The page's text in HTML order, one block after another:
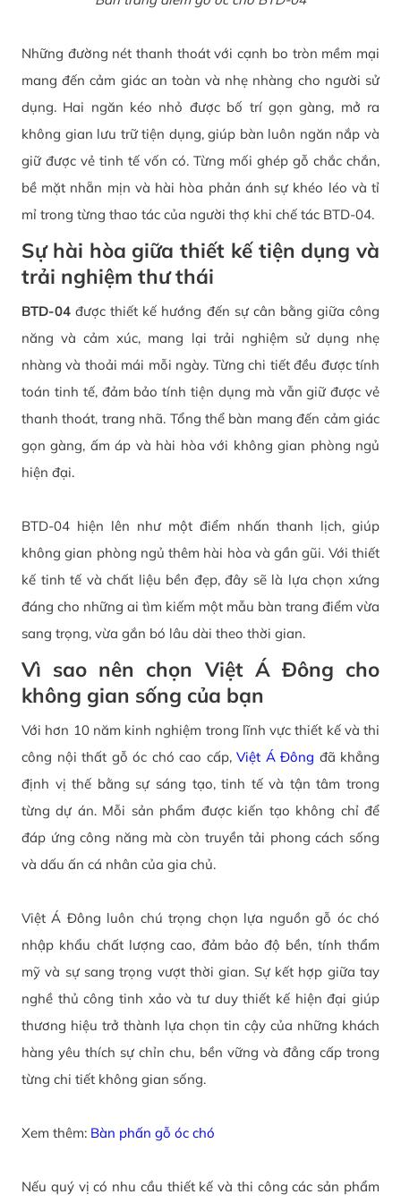
Những đường nét thanh thoát với cạnh bo tròn mềm mại
mang đến cảm giác an toàn và nhẹ nhàng cho người sử
dụng. Hai ngăn kéo nhỏ được bố trí gọn gàng, mở ra
không gian lưu trữ tiện dụng, giúp bàn luôn ngăn nắp và
giữ được vẻ tinh tế vốn có. Từng mối ghép gỗ chắc chắn,
bề mặt nhẵn mịn và hài hòa phản ánh sự khéo léo và tỉ
mỉ trong từng thao tác của người thợ khi chế tác BTD-04.
Sự hài hòa giữa thiết kế tiện dụng và
trải nghiệm thư thái
BTD-04 được thiết kế hướng đến sự cân bằng giữa công
năng và cảm xúc, mang lại trải nghiệm sử dụng nhẹ
nhàng và thoải mái mỗi ngày. Từng chi tiết đều được tính
toán tinh tế, đảm bảo tính tiện dụng mà vẫn giữ được vẻ
thanh thoát, trang nhã. Tổng thể bàn mang đến cảm giác
gọn gàng, ấm áp và hài hòa với không gian phòng ngủ
hiện đại.
BTD-04 hiện lên như một điểm nhấn thanh lịch, giúp
không gian phòng ngủ thêm hài hòa và gần gũi. Với thiết
kế tinh tế và chất liệu bền đẹp, đây sẽ là lựa chọn xứng
đáng cho những ai tìm kiếm một mẫu bàn trang điểm vừa
sang trọng, vừa gắn bó lâu dài theo thời gian.
Vì sao nên chọn Việt Á Đông cho
không gian sống của bạn
Với hơn 10 năm kinh nghiệm trong lĩnh vực thiết kế và thi
công nội thất gỗ óc chó cao cấp, Việt Á Đông đã khẳng
định vị thế bằng sự sáng tạo, tinh tế và tận tâm trong
từng dự án. Mỗi sản phẩm được kiến tạo không chỉ để
đáp ứng công năng mà còn truyền tải phong cách sống
và dấu ấn cá nhân của gia chủ.
Việt Á Đông luôn chú trọng chọn lựa nguồn gỗ óc chó
nhập khẩu chất lượng cao, đảm bảo độ bền, tính thẩm
mỹ và sự sang trọng vượt thời gian. Sự kết hợp giữa tay
nghề thủ công tinh xảo và tư duy thiết kế hiện đại giúp
thương hiệu trở thành lựa chọn tin cậy của những khách
hàng yêu thích sự chỉn chu, bền vững và đẳng cấp trong
từng chi tiết không gian sống.
Xem thêm: Bàn phấn gỗ óc chó
Nếu quý vị có nhu cầu thiết kế và thi công các sản phẩm